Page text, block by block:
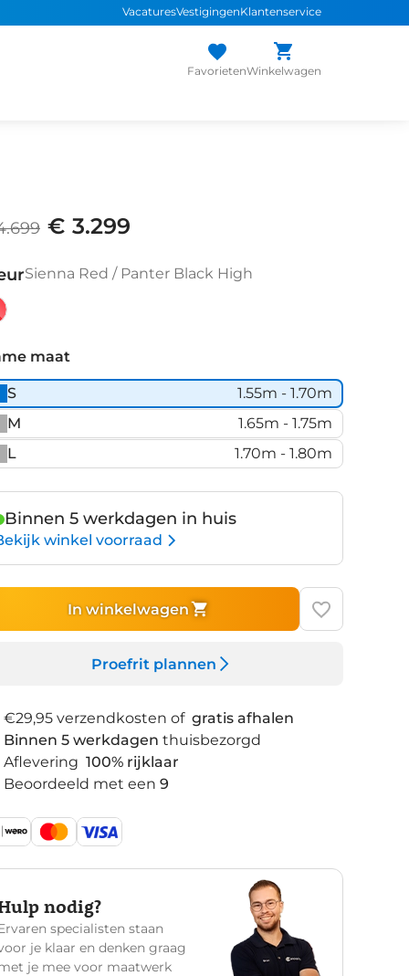
VacaturesVestigingenKlantenservice
FavorietenWinkelwagen
€ 3.299
Sienna Red / Panter Black High
maat
S
1.55m - 1.70m
M
1.65m - 1.75m
L
1.70m - 1.80m
Binnen 5 werkdagen in huis
winkel voorraad
In winkelwagen
Proefrit plannen
€29,95 verzendkosten of gratis afhalen
Binnen 5 werkdagen thuisbezorgd
Aflevering 100% rijklaar
Beoordeeld met een 9
nodig?
specialisten staan
je klaar en denken graag
je mee voor maatwerk